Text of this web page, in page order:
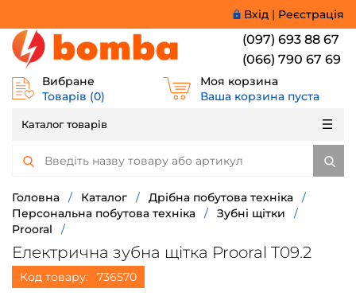
Вхід | Реєстрація
(097) 693 88 67
(066) 790 67 69
Вибране
Товарів (0)
Моя корзина
Ваша корзина пуста
Каталог товарів
Головна / Каталог / Дрібна побутова техніка
/
Персональна побутова техніка
/ Зубні щітки
/
Prooral
/
Електрична зубна щітка Prooral T09.2
Код товару: 736570